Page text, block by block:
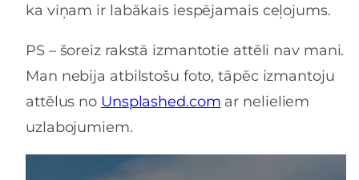
ka viņam ir labākais iespējamais ceļojums.
PS – šoreiz rakstā izmantotie attēli nav mani.
Man nebija atbilstošu foto, tāpēc izmantoju
attēlus no Unsplashed.com ar nelieliem
uzlabojumiem.